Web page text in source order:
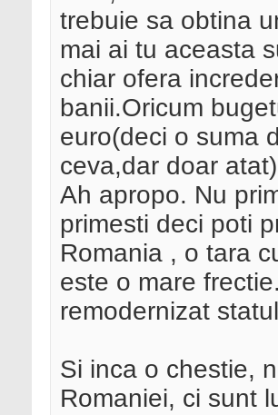
trebuie sa obtina
mai ai tu aceasta
chiar ofera
banii.Oricum
euro(deci o suma
ceva,dar doar
Ah apropo. Nu
primesti deci poti
Romania , o tara
este o mare
remodernizat
Si inca o chestie,
Romaniei, ci sunt